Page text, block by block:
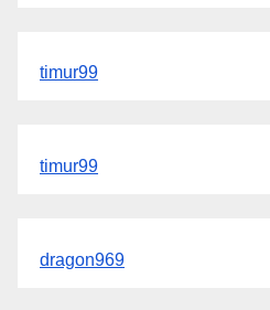
timur99
timur99
dragon969